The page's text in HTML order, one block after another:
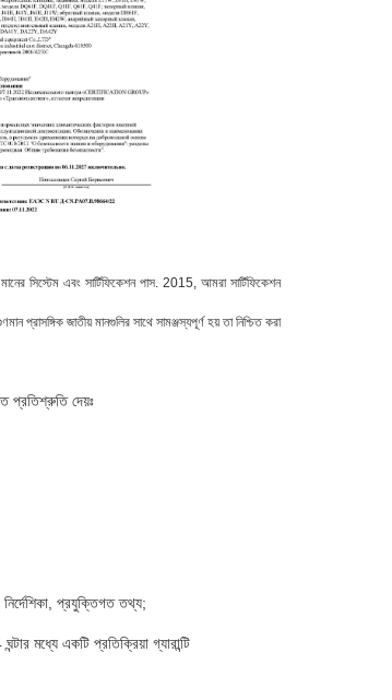
সিস্টেম এবং সার্টিফিকেশন পাস. 2015, আমরা সার্টিফিকেশন
প্রাসঙ্গিক জাতীয় মানগুলির সাথে সামঞ্জস্যপূর্ণ হয় তা নিশ্চিত করা
প্রতিশ্রুতি দেয়ঃ
প্রযুক্তিগত তথ্য;
মধ্যে একটি প্রতিক্রিয়া গ্যারান্টি